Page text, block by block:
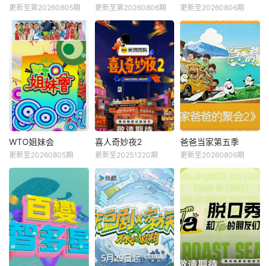
更新至第20260805期 更新至第20260806期 更新至20260806期
WTO姐妹会
更新至20260805期
喜人奇妙夜2
更新至20251220期
爸爸当家第五季
更新至20260806期